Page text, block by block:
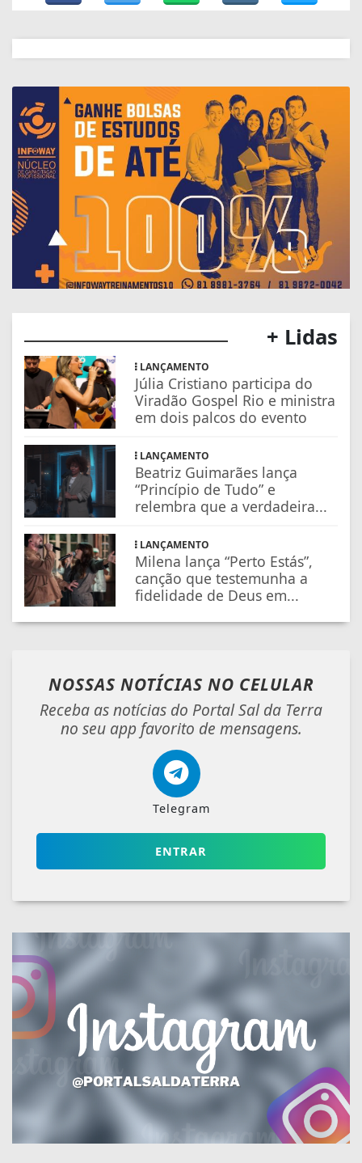
+ Lidas
LANÇAMENTO
Júlia Cristiano participa do
Viradão Gospel Rio e ministra
em dois palcos do evento
LANÇAMENTO
Beatriz Guimarães lança
“Princípio de Tudo” e
relembra que a verdadeira...
LANÇAMENTO
Milena lança “Perto Estás”,
canção que testemunha a
fidelidade de Deus em...
NOSSAS NOTÍCIAS NO CELULAR
Receba as notícias do Portal Sal da Terra
no seu app favorito de mensagens.
Telegram
ENTRAR